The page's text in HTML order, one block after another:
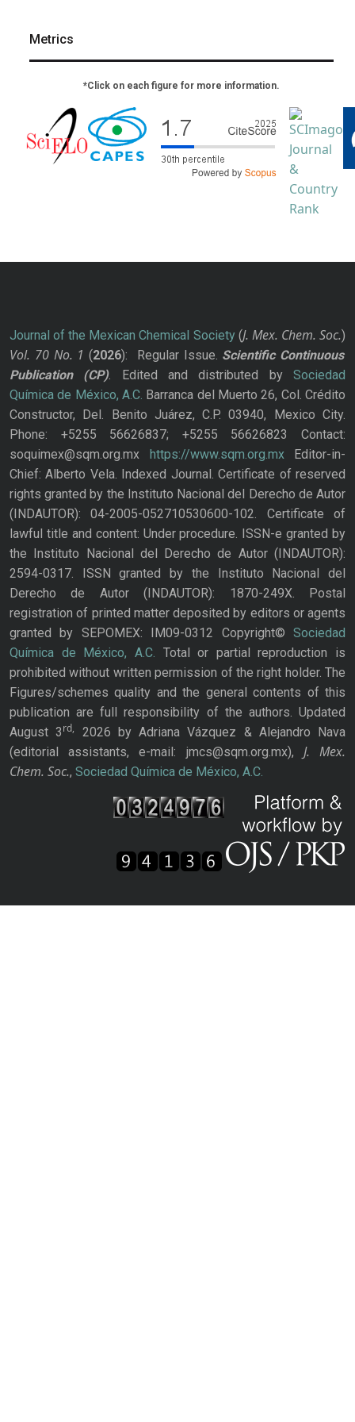
Metrics
*Click on each figure for more information.
Journal of the Mexican Chemical Society(J. Mex. Chem. Soc.)
Vol. 70 No. 1 (2026): Regular Issue. Scientific Continuous
Publication
(CP). Edited and distributed bySociedad
Química de México, A.C. Barranca del Muerto 26, Col. Crédito
Constructor, Del. Benito Juárez, C.P. 03940, Mexico City.
Phone: +5255 56626837; +5255 56626823 Contact:
soquimex@sqm.org.mx
https://www.sqm.org.mxEditor-in-
Chief: Alberto Vela. Indexed Journal. Certificate of reserved
rights granted by the Instituto Nacional del Derecho de Autor
(INDAUTOR): 04-2005-052710530600-102. Certificate of
lawful title and content: Under procedure. ISSN-e granted by
the Instituto Nacional del Derecho de Autor (INDAUTOR):
2594-0317. ISSN granted by the Instituto Nacional del
Derecho de Autor (INDAUTOR): 1870-249X. Postal
registration of printed matter deposited by editors or agents
granted by SEPOMEX: IM09-0312 Copyright© Sociedad
Química de México, A.C. Total or partial reproduction is
prohibited without written permission of the right holder. The
Figures/schemes quality and the general contents of this
publication are full responsibility of the authors. Updated
August 3rd,
2026 by Adriana Vázquez & Alejandro Nava
(editorial assistants, e-mail: jmcs@sqm.org.mx), J. Mex.
Chem. Soc., Sociedad Química de México, A.C.